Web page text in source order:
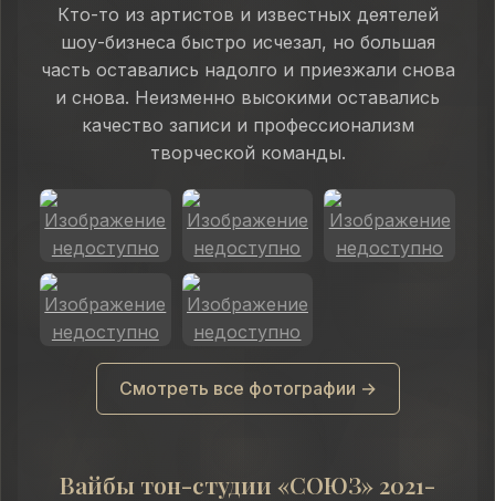
Кто-то из артистов и известных деятелей
шоу-бизнеса быстро исчезал, но большая
часть оставались надолго и приезжали снова
и снова. Неизменно высокими оставались
качество записи и профессионализм
творческой команды.
Смотреть все фотографии →
Вайбы тон-студии «СОЮЗ» 2021-